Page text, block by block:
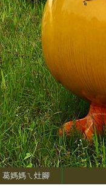
葛媽媽ㄟ灶腳